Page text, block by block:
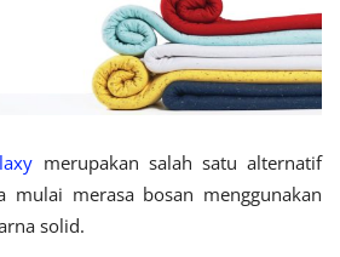
merupakan salah satu alternatif
mulai merasa bosan menggunakan
solid.